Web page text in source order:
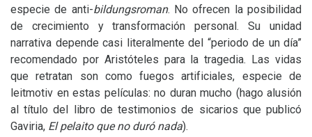
especie de anti-bildungsroman. No ofrecen la posibilidad
de crecimiento y transformación personal. Su unidad
narrativa depende casi literalmente del “periodo de un día”
recomendado por Aristóteles para la tragedia. Las vidas
que retratan son como fuegos artificiales, especie de
leitmotiv en estas películas: no duran mucho (hago alusión
al título del libro de testimonios de sicarios que publicó
Gaviria, El pelaito que no duró nada).